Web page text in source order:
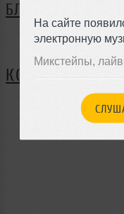
На сайте
электронную
Микстейпы,
БЛОГ
КОММЕНТАРИИ